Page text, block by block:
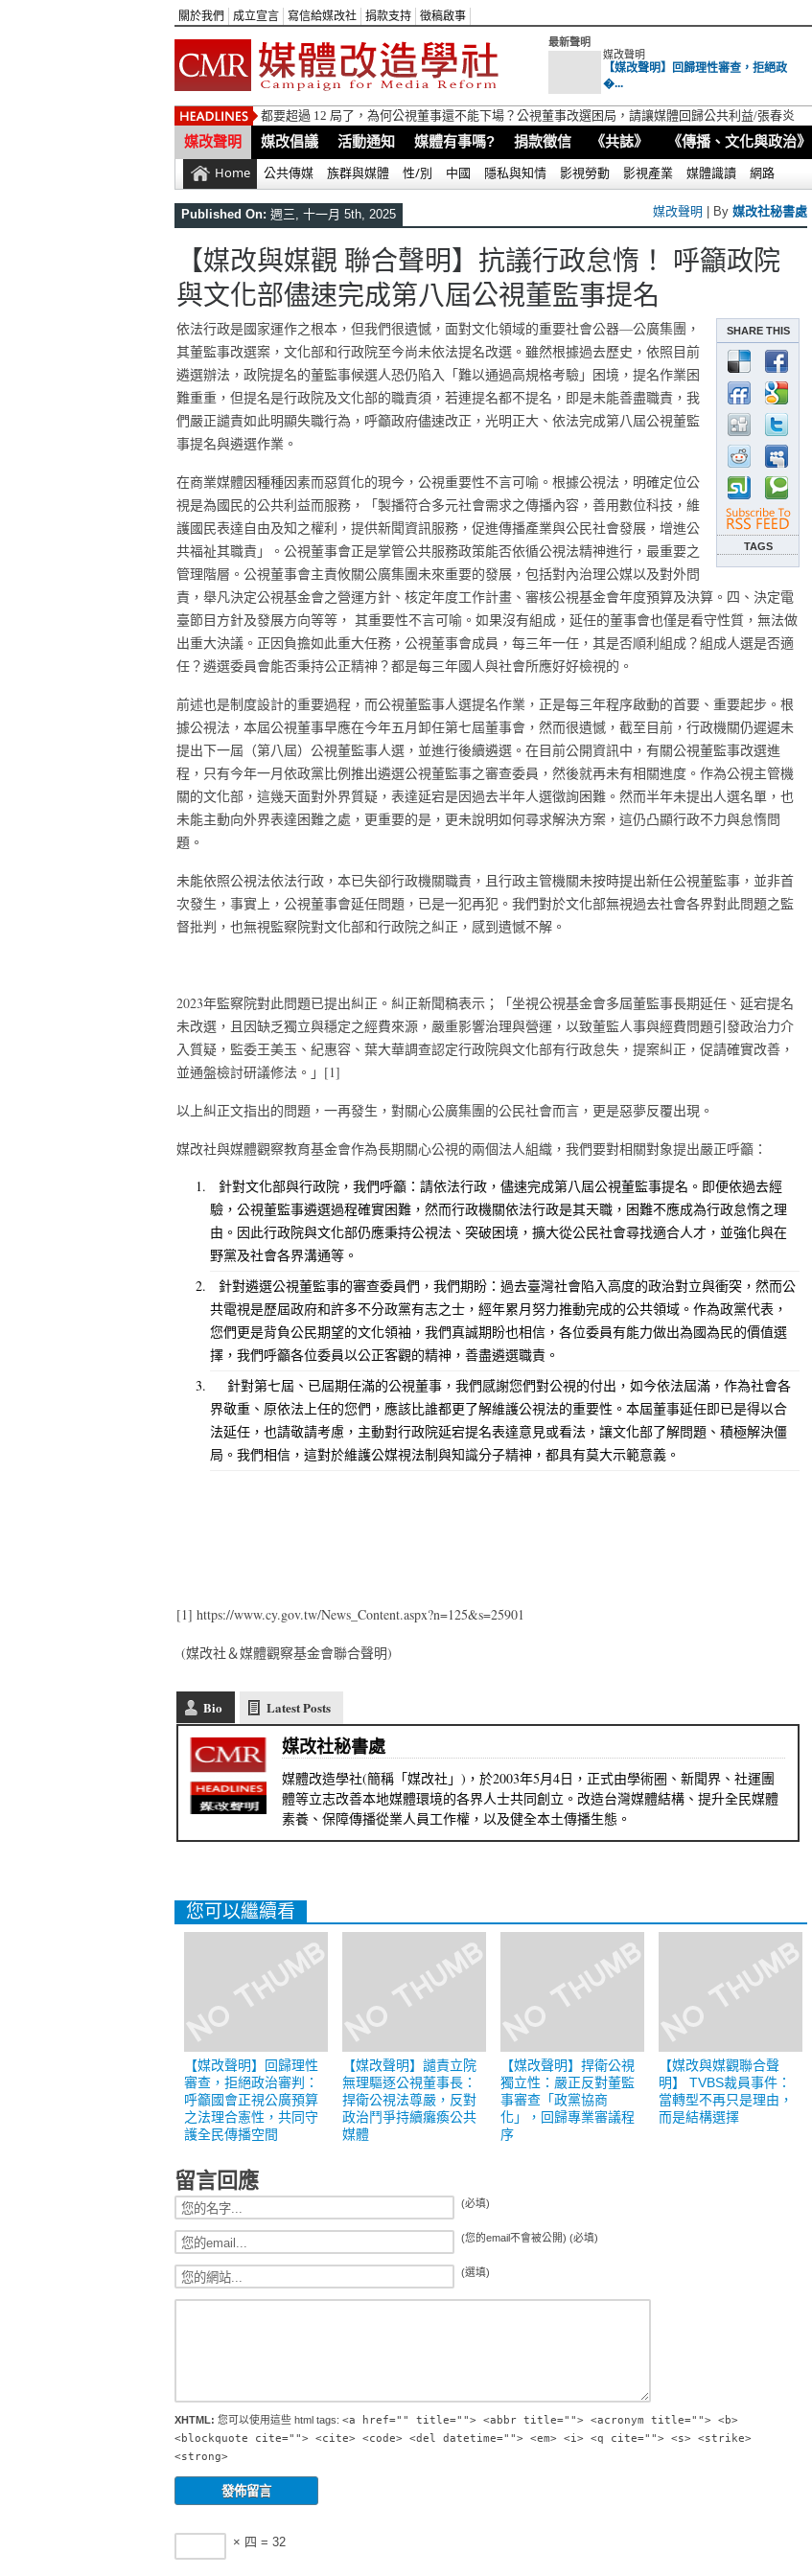
關於我們 成立宣言 寫信給媒改社 捐款支持 徵稿啟事
最新聲明
媒改聲明
【媒改聲明】回歸理性審查，拒絕政
�...
都要超過 12 局了，為何公視董事還不能下場？公視董事改選困局，請讓媒體回歸公共利益/張春炎
媒改聲明 媒改倡議 活動通知 媒體有事嗎? 捐款徵信 《共誌》 《傳播、文化與政治》
Home 公共傳媒 族群與媒體 性/別 中國 隱私與知情 影視勞動 影視產業 媒體識讀 網路
Published On: 週三, 十一月 5th, 2025 媒改聲明 | By 媒改社秘書處
【媒改與媒觀 聯合聲明】抗議行政怠惰！ 呼籲政院
與文化部儘速完成第八屆公視董監事提名
SHARE THIS
TAGS
依法行政是國家運作之根本，但我們很遺憾，面對文化領域的重要社會公器—公廣集團，
其董監事改選案，文化部和行政院至今尚未依法提名改選。雖然根據過去歷史，依照目前
遴選辦法，政院提名的董監事候選人恐仍陷入「難以通過高規格考驗」困境，提名作業困
難重重，但提名是行政院及文化部的職責須，若連提名都不提名，即是未能善盡職責，我
們嚴正譴責如此明顯失職行為，呼籲政府儘速改正，光明正大、依法完成第八屆公視董監
事提名與遴選作業。
在商業媒體因種種因素而惡質化的現今，公視重要性不言可喻。根據公視法，明確定位公
視是為國民的公共利益而服務，「製播符合多元社會需求之傳播內容，善用數位科技，維
護國民表達自由及知之權利，提供新聞資訊服務，促進傳播產業與公民社會發展，增進公
共福祉其職責」。公視董事會正是掌管公共服務政策能否依循公視法精神進行，最重要之
管理階層。公視董事會主責攸關公廣集團未來重要的發展，包括對內治理公媒以及對外問
責，舉凡決定公視基金會之營運方針、核定年度工作計畫、審核公視基金會年度預算及決算。四、決定電
臺節目方針及發展方向等等， 其重要性不言可喻。如果沒有組成，延任的董事會也僅是看守性質，無法做
出重大決議。正因負擔如此重大任務，公視董事會成員，每三年一任，其是否順利組成？組成人選是否適
任？遴選委員會能否秉持公正精神？都是每三年國人與社會所應好好檢視的。
前述也是制度設計的重要過程，而公視董監事人選提名作業，正是每三年程序啟動的首要、重要起步。根
據公視法，本屆公視董事早應在今年五月卸任第七屆董事會，然而很遺憾，截至目前，行政機關仍遲遲未
提出下一屆（第八屆）公視董監事人選，並進行後續遴選。在目前公開資訊中，有關公視董監事改選進
程，只有今年一月依政黨比例推出遴選公視董監事之審查委員，然後就再未有相關進度。作為公視主管機
關的文化部，這幾天面對外界質疑，表達延宕是因過去半年人選徵詢困難。然而半年未提出人選名單，也
未能主動向外界表達困難之處，更重要的是，更未說明如何尋求解決方案，這仍凸顯行政不力與怠惰問
題。
未能依照公視法依法行政，本已失卻行政機關職責，且行政主管機關未按時提出新任公視董監事，並非首
次發生，事實上，公視董事會延任問題，已是一犯再犯。我們對於文化部無視過去社會各界對此問題之監
督批判，也無視監察院對文化部和行政院之糾正，感到遺憾不解。
2023年監察院對此問題已提出糾正。糾正新聞稿表示；「坐視公視基金會多屆董監事長期延任、延宕提名
未改選，且因缺乏獨立與穩定之經費來源，嚴重影響治理與營運，以致董監人事與經費問題引發政治力介
入質疑，監委王美玉、紀惠容、葉大華調查認定行政院與文化部有行政怠失，提案糾正，促請確實改善，
並通盤檢討研議修法。」 [1]
以上糾正文指出的問題，一再發生，對關心公廣集團的公民社會而言，更是惡夢反覆出現。
媒改社與媒體觀察教育基金會作為長期關心公視的兩個法人組織，我們要對相關對象提出嚴正呼籲：
針對文化部與行政院，我們呼籲：請依法行政，儘速完成第八屆公視董監事提名。即便依過去經
驗，公視董監事遴選過程確實困難，然而行政機關依法行政是其天職，困難不應成為行政怠惰之理
由。因此行政院與文化部仍應秉持公視法、突破困境，擴大從公民社會尋找適合人才，並強化與在
野黨及社會各界溝通等。
針對遴選公視董監事的審查委員們，我們期盼：過去臺灣社會陷入高度的政治對立與衝突，然而公
共電視是歷屆政府和許多不分政黨有志之士，經年累月努力推動完成的公共領域。作為政黨代表，
您們更是背負公民期望的文化領袖，我們真誠期盼也相信，各位委員有能力做出為國為民的價值選
擇，我們呼籲各位委員以公正客觀的精神，善盡遴選職責。
針對第七屆、已屆期任滿的公視董事，我們感謝您們對公視的付出，如今依法屆滿，作為社會各
界敬重、原依法上任的您們，應該比誰都更了解維護公視法的重要性。本屆董事延任即已是得以合
法延任，也請敬請考慮，主動對行政院延宕提名表達意見或看法，讓文化部了解問題、積極解決僵
局。我們相信，這對於維護公媒視法制與知識分子精神，都具有莫大示範意義。
[1] https://www.cy.gov.tw/News_Content.aspx?n=125&s=25901
(媒改社＆媒體觀察基金會聯合聲明)
Bio Latest Posts
媒改社秘書處
媒體改造學社(簡稱「媒改社」)，於2003年5月4日，正式由學術圈、新聞界、社運團
體等立志改善本地媒體環境的各界人士共同創立。改造台灣媒體結構、提升全民媒體
素養、保障傳播從業人員工作權，以及健全本土傳播生態。
您可以繼續看
【媒改聲明】回歸理性
審查，拒絕政治審判：
呼籲國會正視公廣預算
之法理合憲性，共同守
護全民傳播空間
【媒改聲明】譴責立院
無理驅逐公視董事長：
捍衛公視法尊嚴，反對
政治鬥爭持續癱瘓公共
媒體
【媒改聲明】捍衛公視
獨立性：嚴正反對董監
事審查「政黨協商
化」，回歸專業審議程
序
【媒改與媒觀聯合聲
明】 TVBS裁員事件：
當轉型不再只是理由，
而是結構選擇
留言回應
(必填)
(您的email不會被公開) (必填)
(選填)
XHTML: 您可以使用這些 html tags: <a href="" title=""> <abbr title=""> <acronym title=""> <b>
<blockquote cite=""> <cite> <code> <del datetime=""> <em> <i> <q cite=""> <s> <strike>
<strong>
× 四 = 32